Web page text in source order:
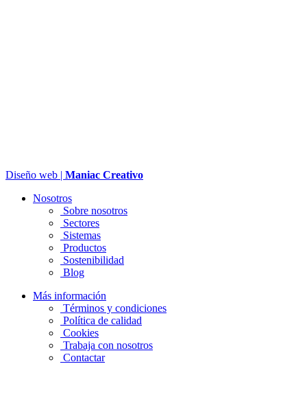
Diseño web | Maniac Creativo
Nosotros
Sobre nosotros
Sectores
Sistemas
Productos
Sostenibilidad
Blog
Más información
Términos y condiciones
Política de calidad
Cookies
Trabaja con nosotros
Contactar